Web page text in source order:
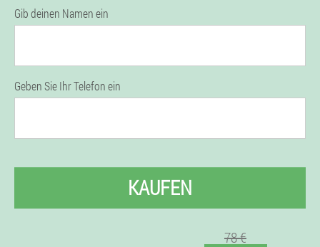
Gib deinen Namen ein
Geben Sie Ihr Telefon ein
KAUFEN
78 €